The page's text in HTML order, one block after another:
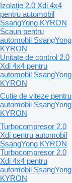
Izolaţie 2.0 Xdi 4x4
pentru automobil
SsangYong KYRON
Scaun pentru
automobil SsangYong
KYRON
Unitate de control 2.0
Xdi 4x4 pentru
automobil SsangYong
KYRON
Cutie de viteze pentru
automobil SsangYong
KYRON
Turbocompresor 2.0
Xdi pentru automobil
SsangYong KYRON
Turbocompresor 2.0
Xdi 4x4 pentru
automobil SsangYong
KYRON